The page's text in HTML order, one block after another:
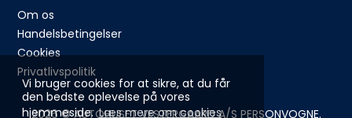
Vi bruger cookies for at sikre, at du får
den bedste oplevelse på vores
hjemmeside.Læs mere om cookies
Om os
Handelsbetingelser
Cookies
Privatlivspolitik
2026 © AUTOHUSET VESTERGAARD A/S PERSONVOGNE.